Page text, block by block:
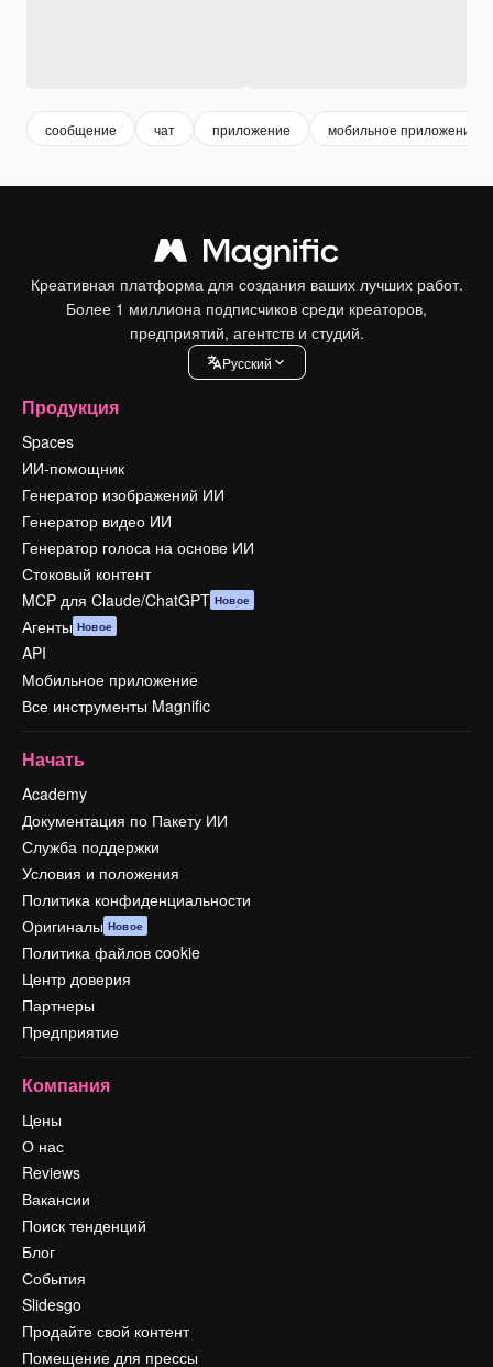
сообщение чат приложение мобильное приложение
Креативная платформа для создания ваших лучших работ.
Более 1 миллиона подписчиков среди креаторов,
предприятий, агентств и студий.
Pусский
Продукция
Spaces
ИИ-помощник
Генератор изображений ИИ
Генератор видео ИИ
Генератор голоса на основе ИИ
Стоковый контент
MCP для Claude/ChatGPT Новое
Агенты Новое
API
Мобильное приложение
Все инструменты Magnific
Начать
Academy
Документация по Пакету ИИ
Служба поддержки
Условия и положения
Политика конфиденциальности
Оригиналы Новое
Политика файлов cookie
Центр доверия
Партнеры
Предприятие
Компания
Цены
О нас
Reviews
Вакансии
Поиск тенденций
Блог
События
Slidesgo
Продайте свой контент
Помещение для прессы